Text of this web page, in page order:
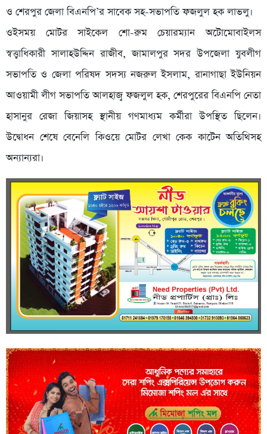
ও শেরপুর জেলা বিএনপি’র সাবেক সহ-সভাপতি ফজলুল হক লাভলু।
ওইসময় মোটর সাইকেল শো-রুম চেয়ারম্যান অটোমোবাইলস
স্বত্ত্বাধিকারী সালাহউদ্দিন রাজীব, জামালপুর সদর উপজেলা যুবলীগ
সভাপতি ও জেলা পরিষদ সদস্য নজরুল ইসলাম, রানাগাছা ইউনিয়ন
আওয়ামী লীগ সভাপতি আলহাজ্ব ফজলুল হক, শেরপুরের বিএনপি নেতা
হাসানুর রেজা জিয়াসহ স্থানীয় গণমাধ্যম কর্মীরা উপস্থিত ছিলেন।
উদ্বোধন শেষে বেনেলি কিওয়ে মোটর লেখা কেক কাটেন অতিথিসহ
অন্যান্যরা।